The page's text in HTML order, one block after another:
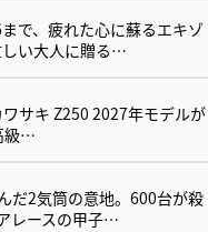
で、疲れた心に蘇るエキゾ
い大人に贈る…
ワサキ Z250 2027年モデルが
級…
だ2気筒の意地。600台が殺
レースの甲子…